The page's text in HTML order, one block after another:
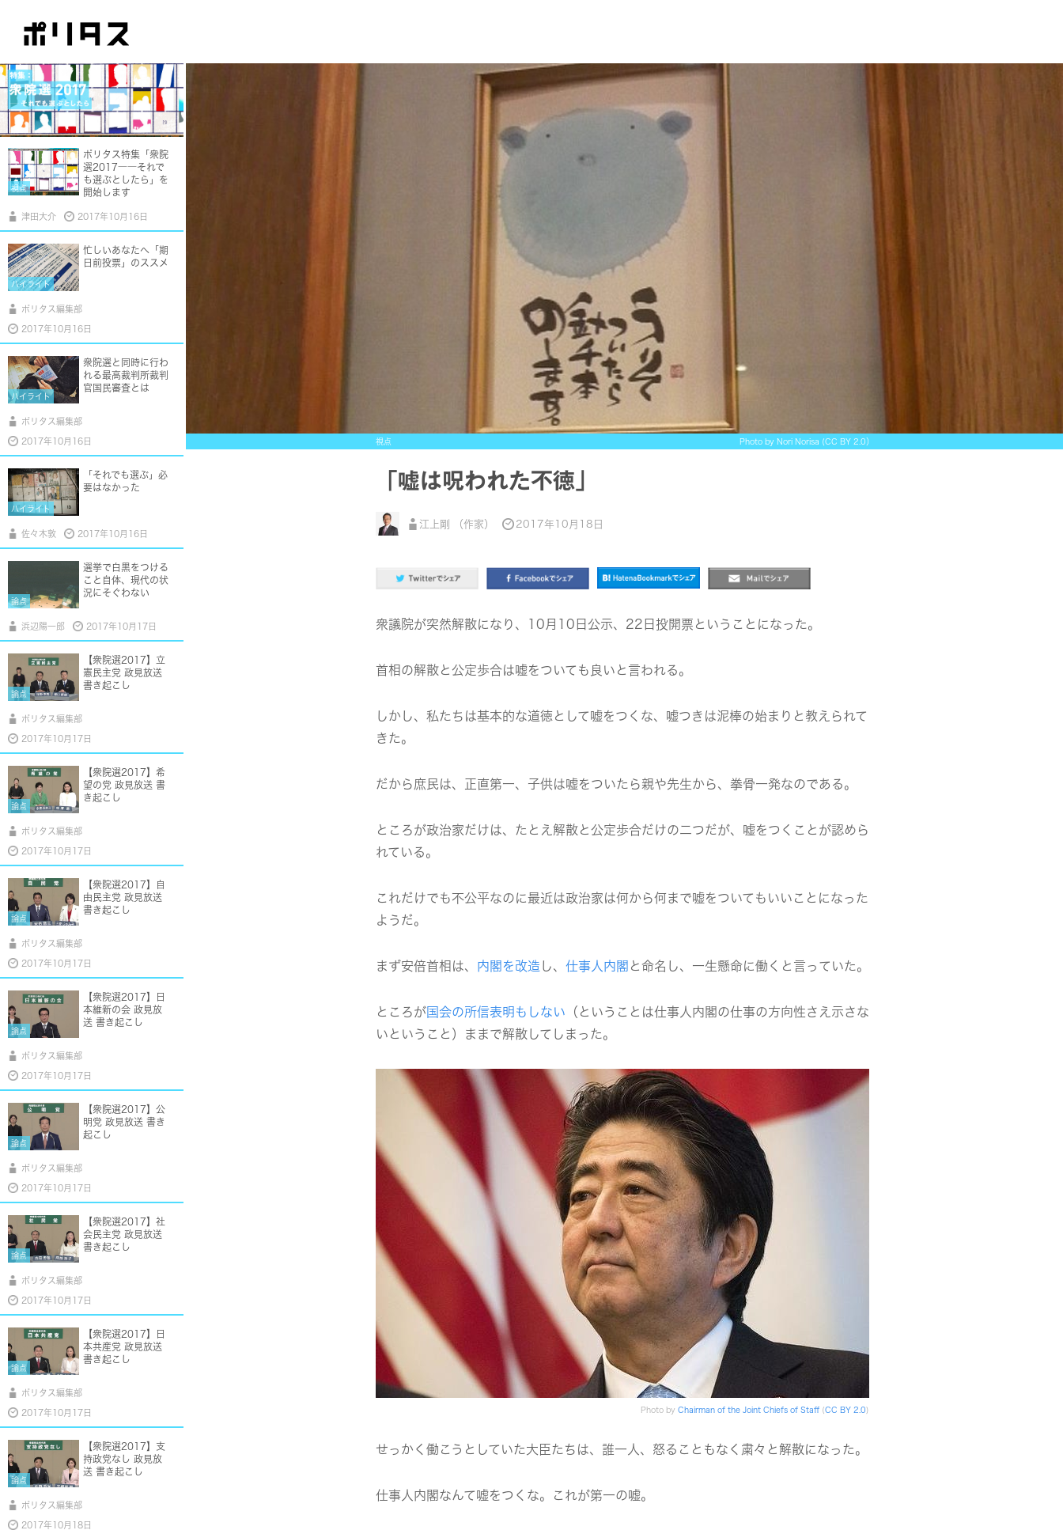
視点 Photo by Nori Norisa (CC BY 2.0）
「嘘は呪われた不徳」
江上剛 （作家） 2017年10月18日
衆議院が突然解散になり、10月10日公示、22日投開票ということになった。
首相の解散と公定歩合は嘘をついても良いと言われる。
しかし、私たちは基本的な道徳として嘘をつくな、嘘つきは泥棒の始まりと教えられて
きた。
だから庶民は、正直第一、子供は嘘をついたら親や先生から、拳骨一発なのである。
ところが政治家だけは、たとえ解散と公定歩合だけの二つだが、嘘をつくことが認めら
れている。
これだけでも不公平なのに最近は政治家は何から何まで嘘をついてもいいことになった
ようだ。
まず安倍首相は、 内閣を改造 し、 仕事人内閣 と命名し、一生懸命に働くと言っていた。
ところが国会の所信表明もしない （ということは仕事人内閣の仕事の方向性さえ示さな
いということ）ままで解散してしまった。
Photo by Chairman of the Joint Chiefs of Staff(CC BY 2.0)
せっかく働こうとしていた大臣たちは、誰一人、怒ることもなく粛々と解散になった。
仕事人内閣なんて嘘をつくな。これが第一の嘘。
視点
ポリタス特集「衆院
選2017――それで
も選ぶとしたら」を
開始します
津田大介 2017年10月16日
ハイライト
忙しいあなたへ「期
日前投票」のススメ
ポリタス編集部
2017年10月16日
ハイライト
衆院選と同時に行わ
れる最高裁判所裁判
官国民審査とは
ポリタス編集部
2017年10月16日
ハイライト
「それでも選ぶ」必
要はなかった
佐々木敦 2017年10月16日
論点
選挙で白黒をつける
こと自体、現代の状
況にそぐわない
浜辺陽一郎 2017年10月17日
論点
【衆院選2017】立
憲民主党 政見放送
書き起こし
ポリタス編集部
2017年10月17日
論点
【衆院選2017】希
望の党 政見放送 書
き起こし
ポリタス編集部
2017年10月17日
論点
【衆院選2017】自
由民主党 政見放送
書き起こし
ポリタス編集部
2017年10月17日
論点
【衆院選2017】日
本維新の会 政見放
送 書き起こし
ポリタス編集部
2017年10月17日
論点
【衆院選2017】公
明党 政見放送 書き
起こし
ポリタス編集部
2017年10月17日
論点
【衆院選2017】社
会民主党 政見放送
書き起こし
ポリタス編集部
2017年10月17日
論点
【衆院選2017】日
本共産党 政見放送
書き起こし
ポリタス編集部
2017年10月17日
論点
【衆院選2017】支
持政党なし 政見放
送 書き起こし
ポリタス編集部
2017年10月18日